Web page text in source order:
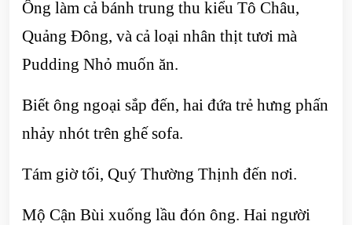
Ông làm cả bánh trung thu kiểu Tô Châu,
Quảng Đông, và cả loại nhân thịt tươi mà
Pudding Nhỏ muốn ăn.
Biết ông ngoại sắp đến, hai đứa trẻ hưng phấn
nhảy nhót trên ghế sofa.
Tám giờ tối, Quý Thường Thịnh đến nơi.
Mộ Cận Bùi xuống lầu đón ông. Hai người